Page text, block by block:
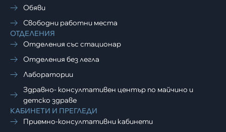
Обяви
Свободни работни места
ОТДЕЛЕНИЯ
Отделения със стационар
Отделения без легла
Лаборатории
Здравно- консултативен център по майчино и
детско здраве
КАБИНЕТИ И ПРЕГЛЕДИ
Приемно-консултативни кабинети